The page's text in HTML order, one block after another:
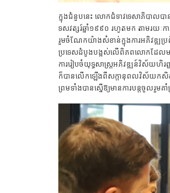
ក្នុងជំនួបនេះ លោកជំទាវទេសាភិបាលប
ទសវត្សរ៍ឆ្នាំ១៩៩០ រហូតមក តាមរយៈ
រួមចំណែកយ៉ាងសំខាន់ក្នុងការអភិវឌ្ឍប្រព័
ប្រទេសដំបូងបង្អស់លើពិភពលោកដែលមា
ការរៀបចំយុទ្ធសាស្រ្តអភិវឌ្ឍន៍វិស័យហិរ
ក៏បានលើកឡើងពីសក្តានុពលវិស័យកសិកម្
ព្រមទាំងបានស្នើឱ្យមានការបន្តចូលរួម